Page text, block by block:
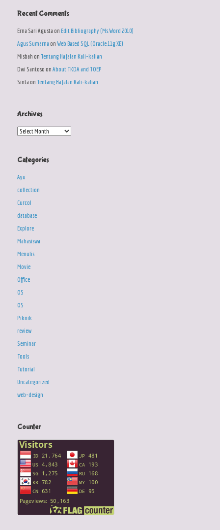
Recent Comments
Erna Sari Agusta on Edit Bibliography (Ms.Word 2010)
Agus Sumarna on Web Based SQL (Oracle 11g XE)
Misbah on Tentang Hafalan Kali-kalian
Dwi Santoso on About TKDA and TOEP
Sinta on Tentang Hafalan Kali-kalian
Archives
Archives
Categories
Ayu
collection
Curcol
database
Explore
Mahasiswa
Menulis
Movie
Office
OS
OS
Piknik
review
Seminar
Tools
Tutorial
Uncategorized
web-design
Counter